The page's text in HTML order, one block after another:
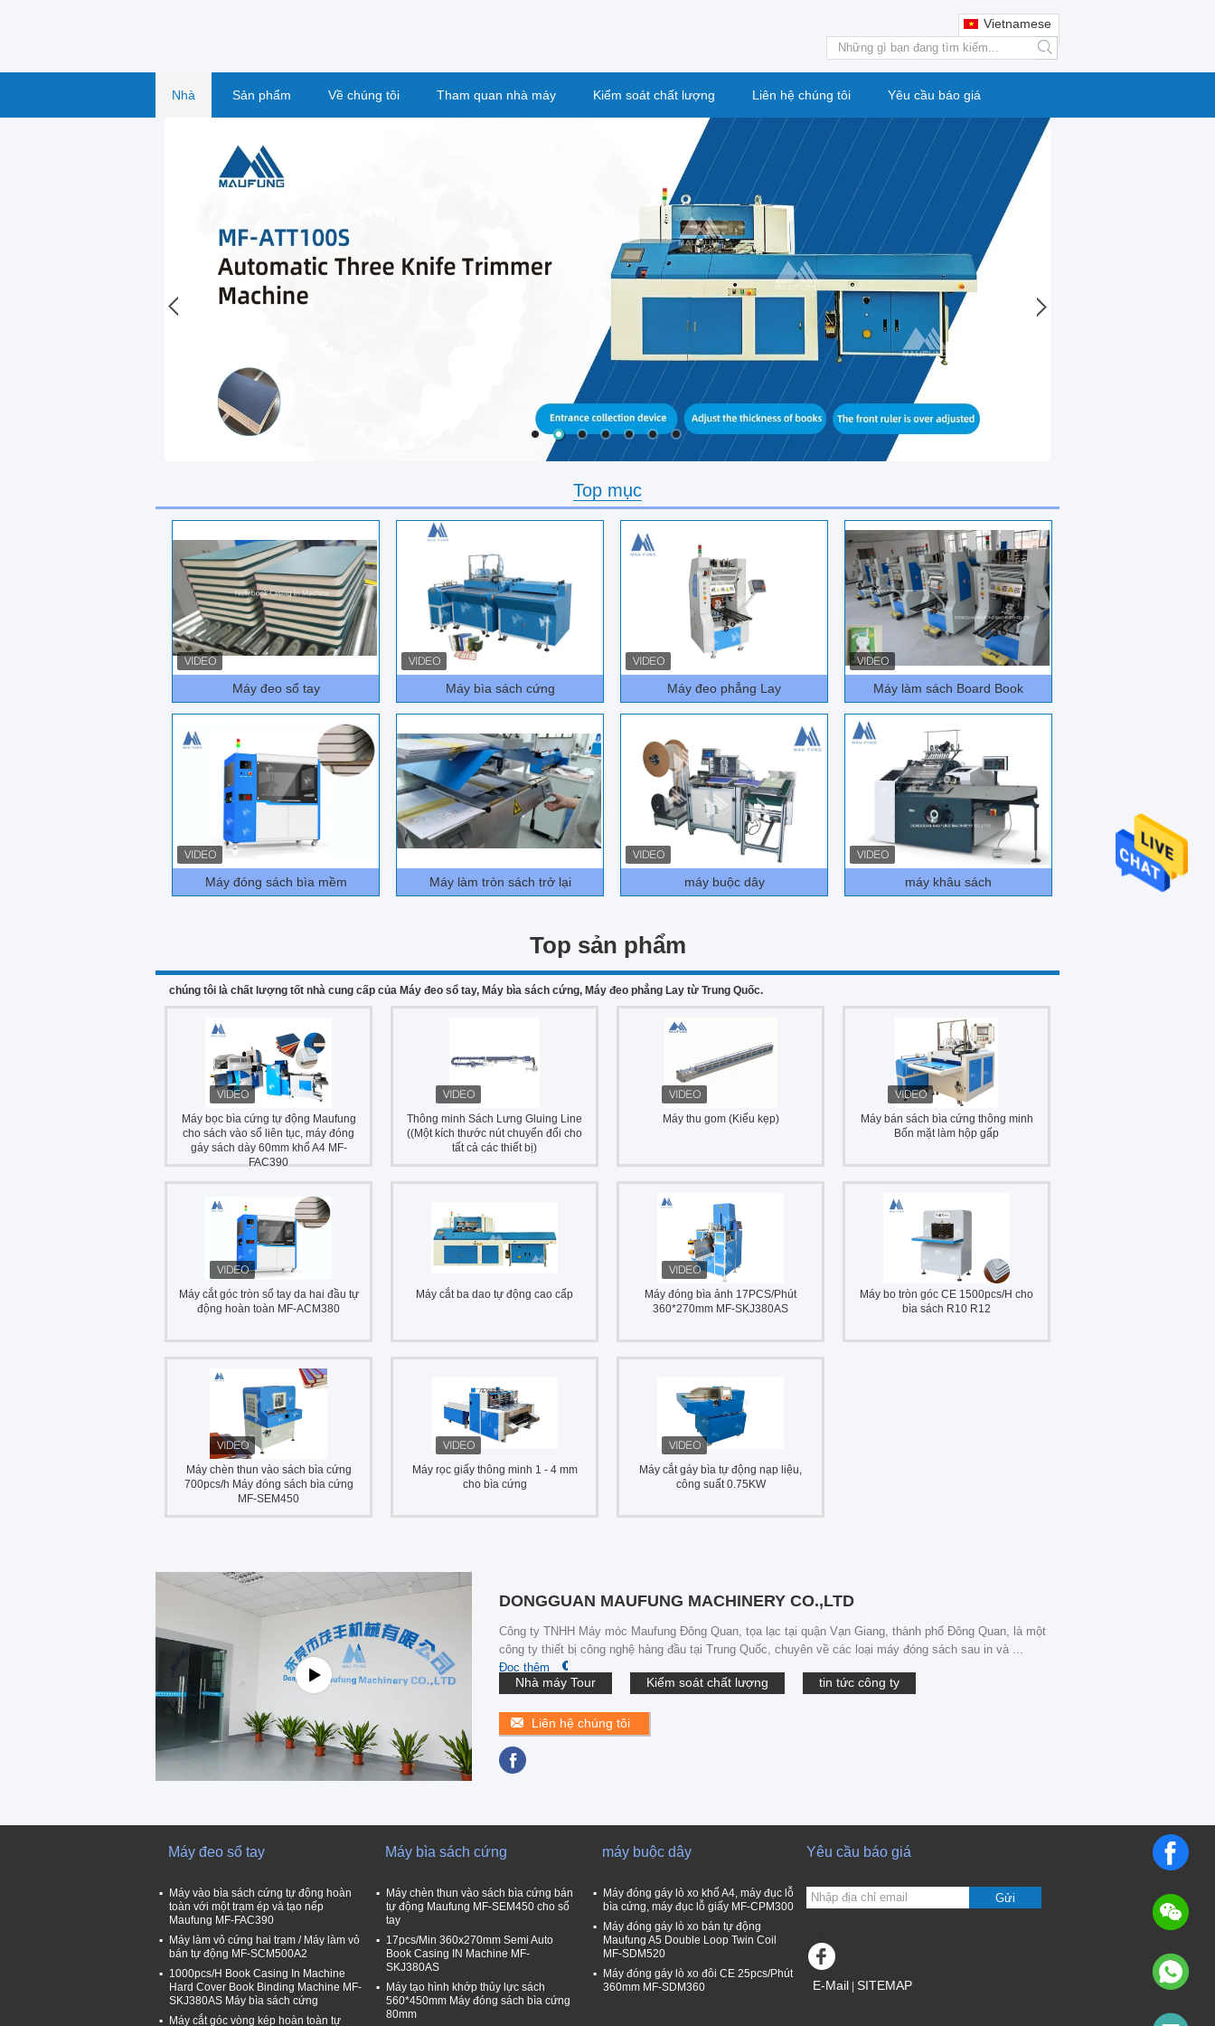
Vietnamese
search
Nhà Sản phẩm Về chúng tôi Tham quan nhà máy Kiểm soát chất lượng Liên hệ chúng tôi Yêu cầu báo giá
Top mục
Máy đeo sổ tay Máy bìa sách cứng Máy đeo phẳng Lay Máy làm sách Board Book
Máy đóng sách bìa mềm Máy làm tròn sách trở lại máy buộc dây máy khâu sách
Top sản phẩm
chúng tôi là chất lượng tốt nhà cung cấp của Máy đeo sổ tay, Máy bìa sách cứng, Máy đeo phẳng Lay từ Trung Quốc.
Máy bọc bìa cứng tự động Maufung
cho sách vào sổ liên tục, máy đóng
gáy sách dày 60mm khổ A4 MF-
FAC390
Thông minh Sách Lưng Gluing Line
((Một kích thước nút chuyển đổi cho
tất cả các thiết bị)
Máy thu gom (Kiểu kẹp)
Máy bán sách bìa cứng thông minh
Bốn mặt làm hộp gấp
Máy cắt góc tròn sổ tay da hai đầu tự
động hoàn toàn MF-ACM380
Máy cắt ba dao tự động cao cấp
Máy đóng bìa ảnh 17PCS/Phút
360*270mm MF-SKJ380AS
Máy bo tròn góc CE 1500pcs/H cho
bìa sách R10 R12
Máy chèn thun vào sách bìa cứng
700pcs/h Máy đóng sách bìa cứng
MF-SEM450
Máy rọc giấy thông minh 1 - 4 mm
cho bìa cứng
Máy cắt gáy bìa tự động nạp liệu,
công suất 0.75KW
DONGGUAN MAUFUNG MACHINERY CO.,LTD
Công ty TNHH Máy móc Maufung Đông Quan, tọa lạc tại quận Vạn Giang, thành phố Đông Quan, là một
công ty thiết bị công nghệ hàng đầu tại Trung Quốc, chuyên về các loại máy đóng sách sau in và ...
Đọc thêm
Nhà máy Tour Kiểm soát chất lượng tin tức công ty
Liên hệ chúng tôi
Máy đeo sổ tay
Máy vào bìa sách cứng tự động hoàn
toàn với một trạm ép và tạo nếp
Maufung MF-FAC390
Máy làm vỏ cứng hai trạm / Máy làm vỏ
bán tự động MF-SCM500A2
1000pcs/H Book Casing In Machine
Hard Cover Book Binding Machine MF-
SKJ380AS Máy bìa sách cứng
Máy cắt góc vòng kép hoàn toàn tự
Máy bìa sách cứng
Máy chèn thun vào sách bìa cứng bán
tự động Maufung MF-SEM450 cho sổ
tay
17pcs/Min 360x270mm Semi Auto
Book Casing IN Machine MF-
SKJ380AS
Máy tạo hình khớp thủy lực sách
560*450mm Máy đóng sách bìa cứng
80mm
máy buộc dây
Máy đóng gáy lò xo khổ A4, máy đục lỗ
bìa cứng, máy đục lỗ giấy MF-CPM300
Máy đóng gáy lò xo bán tự động
Maufung A5 Double Loop Twin Coil
MF-SDM520
Máy đóng gáy lò xo đôi CE 25pcs/Phút
360mm MF-SDM360
Yêu cầu báo giá
Gửi
E-Mail SITEMAP